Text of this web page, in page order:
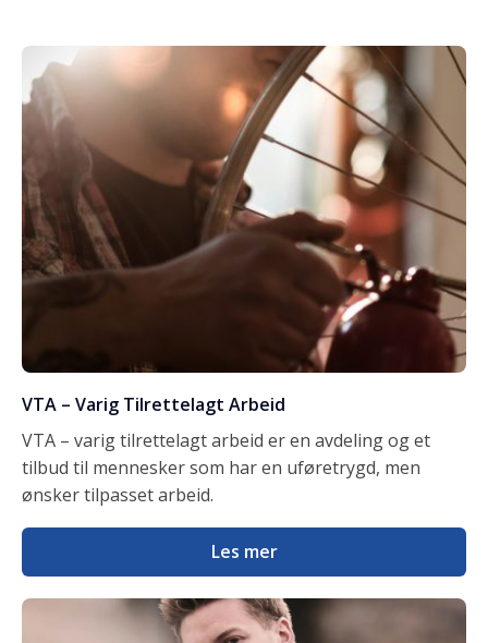
VTA – Varig Tilrettelagt Arbeid
VTA – varig tilrettelagt arbeid er en avdeling og et
tilbud til mennesker som har en uføretrygd, men
ønsker tilpasset arbeid.
Les mer